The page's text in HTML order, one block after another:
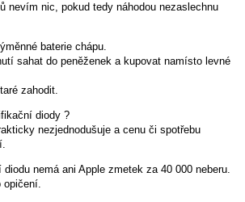
nevím nic, pokud tedy náhodou nezaslechnu
baterie chápu.
sahat do peněženek a kupovat namísto levné
zahodit.
diody ?
nezjednodušuje a cenu či spotřebu
nemá ani Apple zmetek za 40 000 neberu.
opičení.